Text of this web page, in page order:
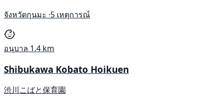
จังหวัดกุนมะ ·5 เหตุการณ์
อนุบาล 1.4 km
Shibukawa Kobato Hoikuen
渋川こばと保育園